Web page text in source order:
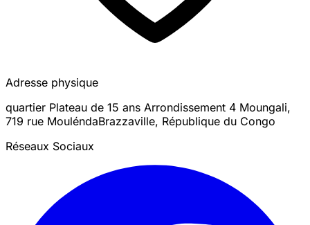
Adresse physique
quartier Plateau de 15 ans Arrondissement 4 Moungali,
719 rue MouléndaBrazzaville, République du Congo
Réseaux Sociaux